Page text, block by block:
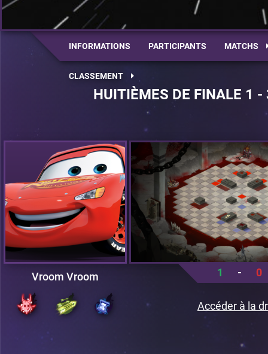
INFORMATIONS PARTICIPANTS MATCHS
CLASSEMENT
HUITIÈMES DE FINALE 1
Vroom Vroom 1 - 0
Accéder à la